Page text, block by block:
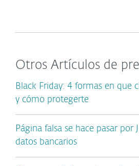
Otros Artículos de
Black Friday: 4 formas en que
y cómo protegerte
Página falsa se hace pasar por
datos bancarios